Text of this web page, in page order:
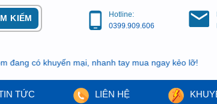
KIẾM
Hotline:
0399.909.606
có khuyến mại, nhanh tay mua ngay kẻo lỡ!
TỨC LIÊN HỆ